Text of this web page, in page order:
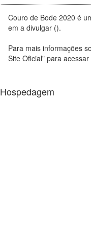
Couro de Bode 2020 é
em a divulgar ().
Para mais informações
Site Oficial" para
Hospedagem